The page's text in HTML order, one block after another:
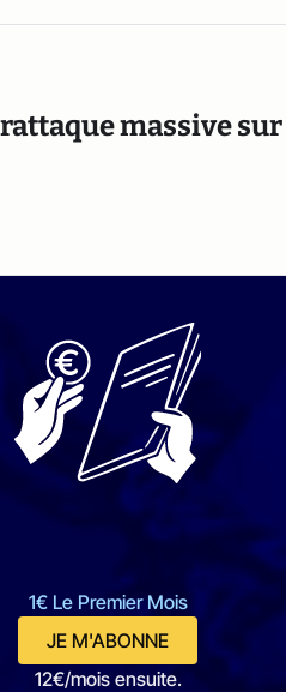
massive
1€ Le Premier Mois
JE M'ABONNE
12€/mois ensuite.